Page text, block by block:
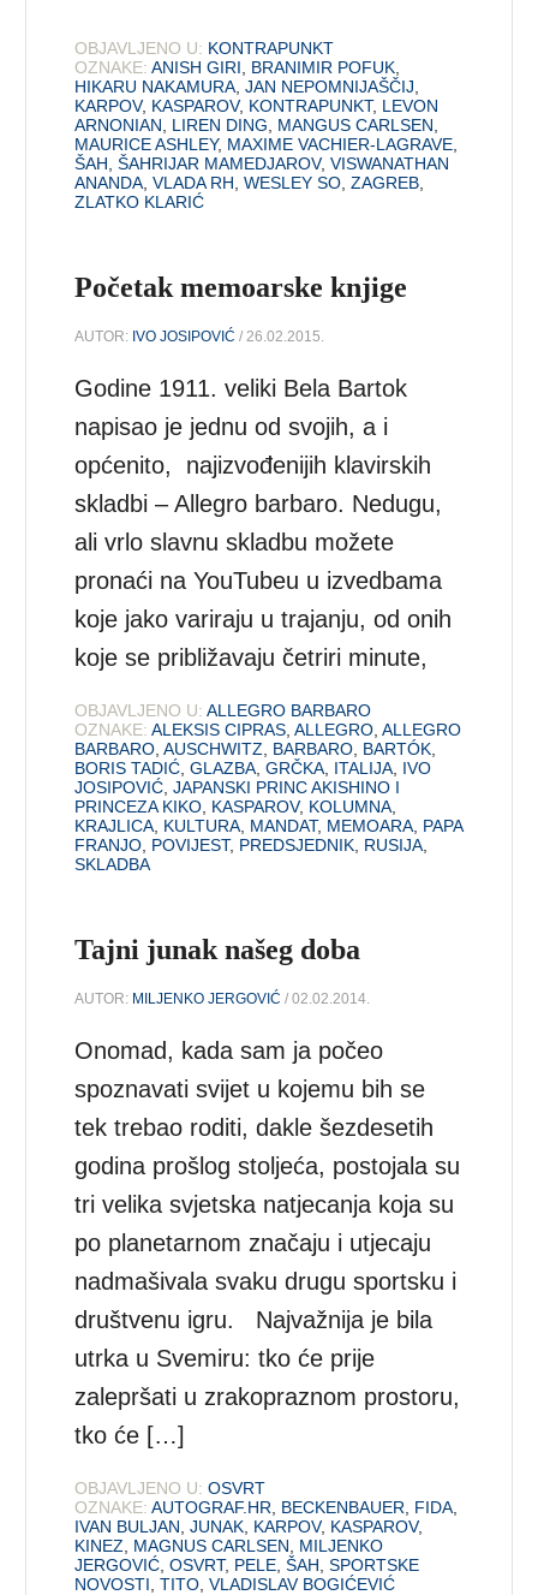
OBJAVLJENO U: KONTRAPUNKT
OZNAKE: ANISH GIRI BRANIMIR POFUK
HIKARU NAKAMURA ,JAN NEPOMNIJAŠČIJ
KARPOV, KASPAROV, KONTRAPUNKT, LEVON
ARNONIAN
LIREN DING MANGUS CARLSEN
MAURICE ASHLEY, MAXIME VACHIER-LAGRAVE
ŠAH ,ŠAHRIJAR MAMEDJAROV,VISWANATHAN
ANANDA ,VLADA RH ,WESLEY SO ,ZAGREB
ZLATKO KLARIĆ
Početak memoarske knjige
AUTOR: IVO JOSIPOVIĆ / 26.02.2015.
Godine 1911. veliki Bela Bartok
napisao je jednu od svojih, a i
općenito, najizvođenijih klavirskih
skladbi – Allegro barbaro. Nedugu,
ali vrlo slavnu skladbu možete
pronaći na YouTubeu u izvedbama
koje jako variraju u trajanju, od onih
koje se približavaju četriri minute,
OBJAVLJENO U: ALLEGRO BARBARO
OZNAKE: ALEKSIS CIPRAS ,ALLEGRO ,ALLEGRO
BARBARO ,AUSCHWITZ BARBARO BARTÓK
BORIS TADIĆ ,GLAZBA ,GRČKA ITALIJA IVO
JOSIPOVIĆ ,JAPANSKI PRINC AKISHINO I
PRINCEZA KIKO KASPAROV, KOLUMNA
KRAJLICA KULTURA MANDAT, MEMOARA PAPA
FRANJO POVIJEST, PREDSJEDNIK RUSIJA
SKLADBA
Tajni junak našeg doba
AUTOR: MILJENKO JERGOVIĆ / 02.02.2014.
Onomad, kada sam ja počeo
spoznavati svijet u kojemu bih se
tek trebao roditi, dakle šezdesetih
godina prošlog stoljeća, postojala su
tri velika svjetska natjecanja koja su
po planetarnom značaju i utjecaju
nadmašivala svaku drugu sportsku i
društvenu igru. Najvažnija je bila
utrka u Svemiru: tko će prije
zalepršati u zrakopraznom prostoru,
tko će […]
OBJAVLJENO U: OSVRT
OZNAKE: AUTOGRAF.HR BECKENBAUER FIDA
IVAN BULJAN ,JUNAK KARPOV, KASPAROV,
KINEZ
MAGNUS CARLSEN
MILJENKO
JERGOVIĆ ,OSVRT, PELE ,ŠAH ,SPORTSKE
NOVOSTI ,TITO ,VLADISLAV BOGIĆEVIĆ